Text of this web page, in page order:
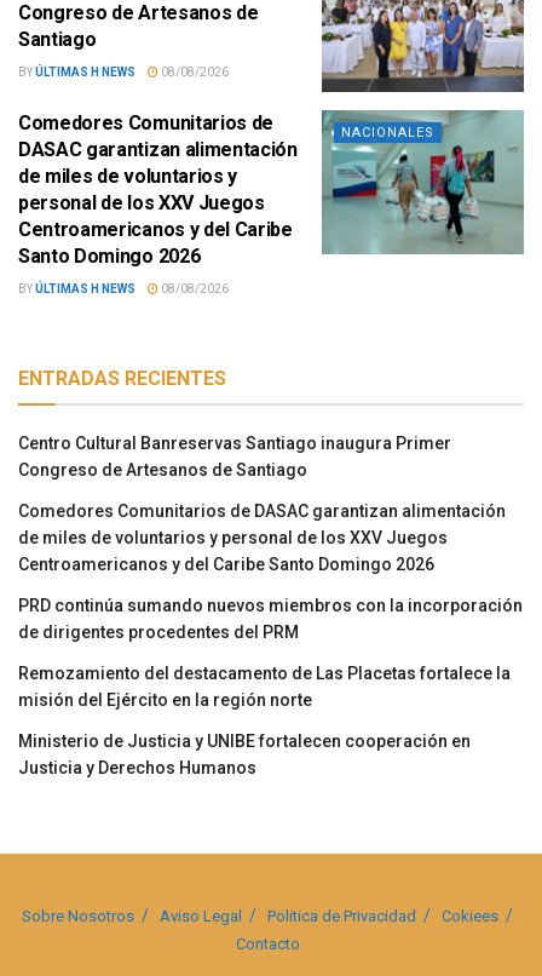
Congreso de Artesanos de
Santiago
BYÚLTIMAS H NEWS 08/08/2026
NACIONALES
Comedores Comunitarios de
DASAC garantizan alimentación
de miles de voluntarios y
personal de los XXV Juegos
Centroamericanos y del Caribe
Santo Domingo 2026
BYÚLTIMAS H NEWS 08/08/2026
ENTRADAS RECIENTES
Centro Cultural Banreservas Santiago inaugura Primer
Congreso de Artesanos de Santiago
Comedores Comunitarios de DASAC garantizan alimentación
de miles de voluntarios y personal de los XXV Juegos
Centroamericanos y del Caribe Santo Domingo 2026
PRD continúa sumando nuevos miembros con la incorporación
de dirigentes procedentes del PRM
Remozamiento del destacamento de Las Placetas fortalece la
misión del Ejército en la región norte
Ministerio de Justicia y UNIBE fortalecen cooperación en
Justicia y Derechos Humanos
Sobre Nosotros Aviso Legal Politica de Privacidad
Cokiees
Contacto